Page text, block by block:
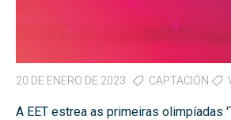
20 DE ENERO DE 2023 CAPTACIÓN
A EET estrea as primeiras olimpíadas